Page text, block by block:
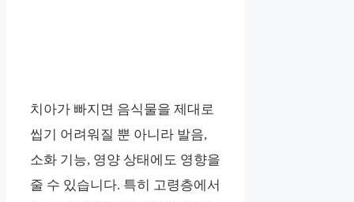
치아가 빠지면 음식물을 제대로
씹기 어려워질 뿐 아니라 발음,
소화 기능, 영양 상태에도 영향을
줄 수 있습니다. 특히 고령층에서